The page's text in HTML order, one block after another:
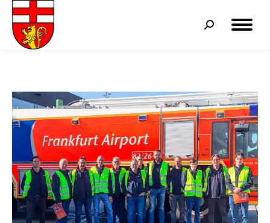
Search: